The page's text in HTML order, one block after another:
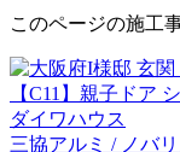
このページの施工
ダイワハウス
三協アルミ / ノバ